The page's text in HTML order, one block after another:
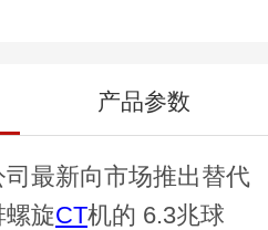
产品参数
最新向市场推出替代
旋CT机的 6.3兆球